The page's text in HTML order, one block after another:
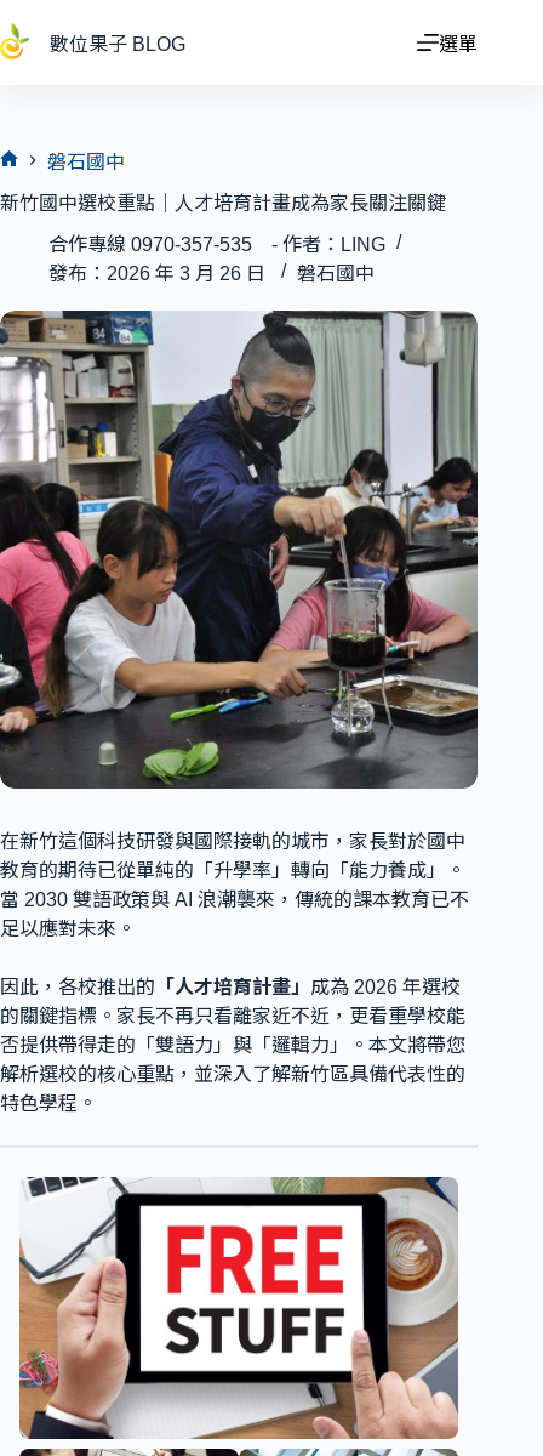
至
容
數位果子 BLOG 選單
頁
磐石國中
新竹國中選校重點｜人才培育計畫成為家長關注關鍵
合作專線 0970-357-535 - 作者：LING
發布：2026 年 3 月 26 日
磐石國中
在新竹這個科技研發與國際接軌的城市，家長對於國中
教育的期待已從單純的「升學率」轉向「能力養成」。
當 2030 雙語政策與 AI 浪潮襲來，傳統的課本教育已不
足以應對未來。
因此，各校推出的 「人才培育計畫」 成為 2026 年選校
的關鍵指標。家長不再只看離家近不近，更看重學校能
否提供帶得走的「雙語力」與「邏輯力」。本文將帶您
解析選校的核心重點，並深入了解新竹區具備代表性的
特色學程。